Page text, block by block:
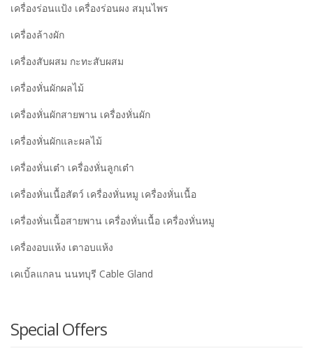
เครื่องร่อนแป้ง เครื่องร่อนผง สมุนไพร
เครื่องล้างผัก
เครื่องสับผสม กะทะสับผสม
เครื่องหั่นผักผลไม้
เครื่องหั่นผักสายพาน เครื่องหั่นผัก
เครื่องหั่นผักและผลไม้
เครื่องหั่นเต๋า เครื่องหั่นลูกเต๋า
เครื่องหั่นเนื้อสัตว์ เครื่องหั่นหมู เครื่องหั่นเนื้อ
เครื่องหั่นเนื้อสายพาน เครื่องหั่นเนื้อ เครื่องหั่นหมู
เครื่องอบแห้ง เตาอบแห้ง
เคเบิ้ลแกลน นนทบุรี Cable Gland
Special Offers